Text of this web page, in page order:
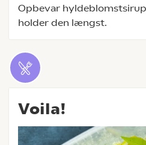
Opbevar
holder den længst.
Voila!